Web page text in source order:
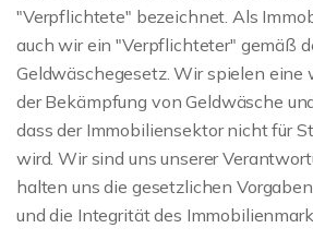
"Verpflichtete" bezeichnet. Als
auch wir ein "Verpflichteter" gemäß
Geldwäschegesetz. Wir spielen eine
der Bekämpfung von Geldwäsche
dass der Immobiliensektor nicht für
wird. Wir sind uns unserer
halten uns die gesetzlichen
und die Integrität des